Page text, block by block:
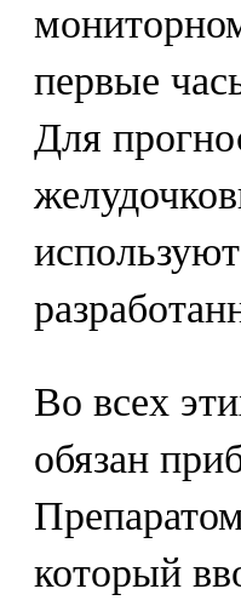
первые
Для
Во всех
обязан
который